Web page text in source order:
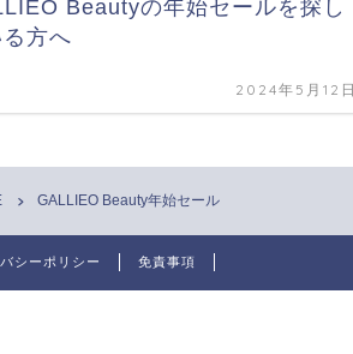
Beautyの年始セールを探し
方へ
2024年5月12
GALLIEO Beauty年始セール
シーポリシー 免責事項